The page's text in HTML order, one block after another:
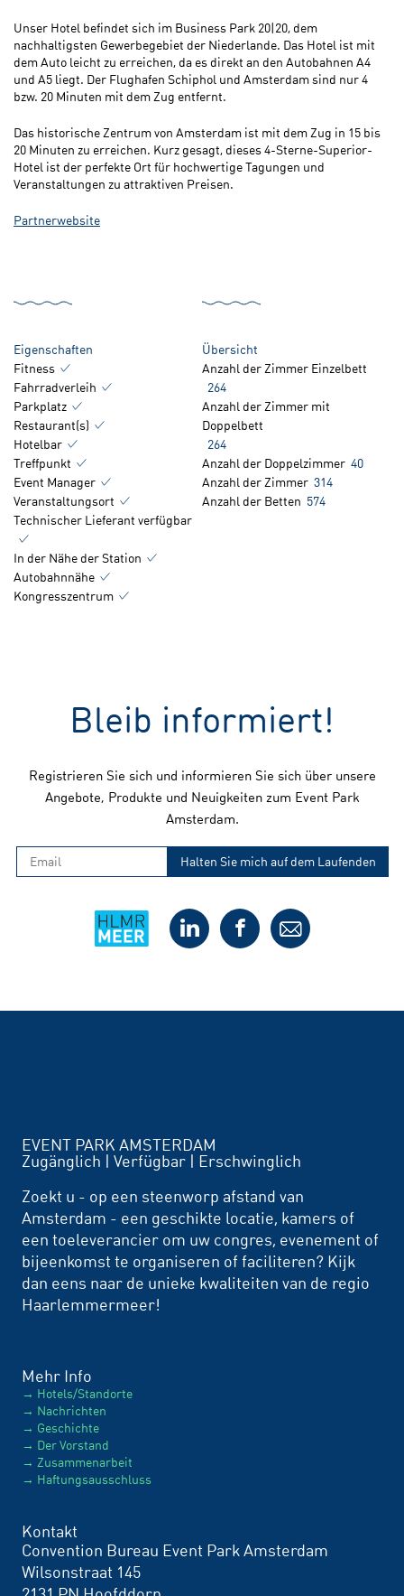
Unser Hotel befindet sich im Business Park 20|20, dem
nachhaltigsten Gewerbegebiet der Niederlande. Das Hotel ist mit
dem Auto leicht zu erreichen, da es direkt an den Autobahnen A4
und A5 liegt. Der Flughafen Schiphol und Amsterdam sind nur 4
bzw. 20 Minuten mit dem Zug entfernt.
Das historische Zentrum von Amsterdam ist mit dem Zug in 15 bis
20 Minuten zu erreichen. Kurz gesagt, dieses 4-Sterne-Superior-
Hotel ist der perfekte Ort für hochwertige Tagungen und
Veranstaltungen zu attraktiven Preisen.
Partnerwebsite
Eigenschaften
Fitness
Fahrradverleih
Parkplatz
Restaurant(s)
Hotelbar
Treffpunkt
Event Manager
Veranstaltungsort
Technischer Lieferant verfügbar
In der Nähe der Station
Autobahnnähe
Kongresszentrum
Übersicht
Anzahl der Zimmer Einzelbett
264
Anzahl der Zimmer mit
Doppelbett
264
Anzahl der Doppelzimmer 40
Anzahl der Zimmer 314
Anzahl der Betten 574
Bleib informiert!
Registrieren Sie sich und informieren Sie sich über unsere
Angebote, Produkte und Neuigkeiten zum Event Park
Amsterdam.
EVENT PARK AMSTERDAM
Zugänglich | Verfügbar | Erschwinglich
Zoekt u - op een steenworp afstand van
Amsterdam - een geschikte locatie, kamers of
een toeleverancier om uw congres, evenement of
bijeenkomst te organiseren of faciliteren? Kijk
dan eens naar de unieke kwaliteiten van de regio
Haarlemmermeer!
Mehr Info
Hotels/Standorte
Nachrichten
Geschichte
Der Vorstand
Zusammenarbeit
Haftungsausschluss
Kontakt
Convention Bureau Event Park Amsterdam
Wilsonstraat 145